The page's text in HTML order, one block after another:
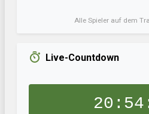
Alle Spieler auf dem
Live-Countdown